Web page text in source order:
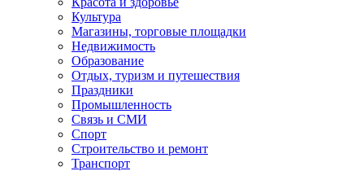
Культура
Магазины, торговые площадки
Недвижимость
Образование
Отдых, туризм и путешествия
Праздники
Промышленность
Связь и СМИ
Спорт
Строительство и ремонт
Транспорт